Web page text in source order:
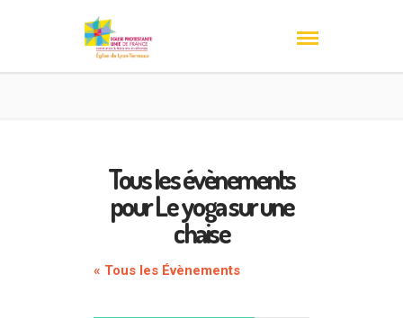
Tous les évènements
pour Le yoga sur une
chaise
« Tous les Évènements